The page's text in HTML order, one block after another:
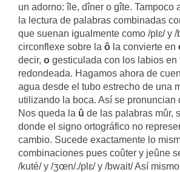
un adorno: île, dîner o gîte. Tampoco
la lectura de palabras combinadas
que suenan igualmente como /plɛ/ y
circonflexe sobre la ô la convierte en
decir, o gesticulada con los labios en
redondeada. Hagamos ahora de
agua desde el tubo estrecho de una
utilizando la boca. Así se pronuncian
Nos queda la û de las palabras mûr,
donde el signo ortográfico no
cambio. Sucede exactamente lo
combinaciones pues coûter y jeûne
/kuté/ y /ʒœn/./plɛ/ y /bwait/Así